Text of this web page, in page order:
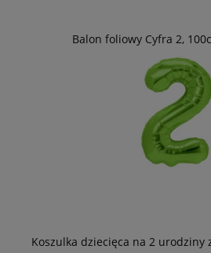
Balon foliowy Cyfra 2,
Koszulka dziecięca na 2 urodziny